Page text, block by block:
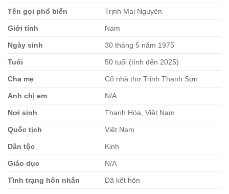
Tên gọi phổ biến Trịnh Mai Nguyên
Giới tính Nam
Ngày sinh 30 tháng 5 năm 1975
Tuổi 50 tuổi (tính đến 2025)
Cha mẹ Cố nhà thơ Trịnh Thanh Sơn
Anh chị em N/A
Nơi sinh Thanh Hóa, Việt Nam
Quốc tịch Việt Nam
Dân tộc Kinh
Giáo dục N/A
Tình trạng hôn nhân Đã kết hôn